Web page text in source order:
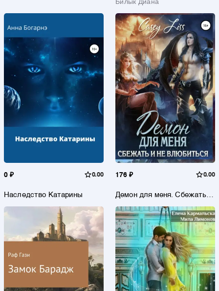
Билык Диана
0 ₽ 0.00
Наследство Катарины
176 ₽ 0.00
Демон для меня. Сбежать и